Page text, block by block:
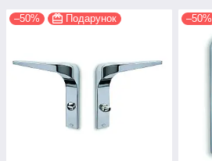
–50% Подарунок –50%